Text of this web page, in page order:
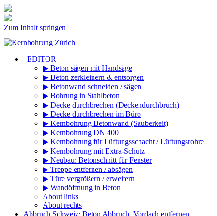
Zum Inhalt springen
_EDITOR
▶ Beton sägen mit Handsäge
▶ Beton zerkleinern & entsorgen
▶ Betonwand schneiden / sägen
▶ Bohrung in Stahlbeton
▶ Decke durchbrechen (Deckendurchbruch)
▶ Decke durchbrechen im Büro
▶ Kernbohrung Betonwand (Sauberkeit)
▶ Kernbohrung DN 400
▶ Kernbohrung für Lüftungsschacht / Lüftungsrohre
▶ Kernbohrung mit Extra-Schutz
▶ Neubau: Betonschnitt für Fenster
▶ Treppe entfernen / absägen
▶ Türe vergrößern / erweitern
▶ Wandöffnung in Beton
About links
About rechts
Abbruch Schweiz: Beton Abbruch, Vordach entfernen,